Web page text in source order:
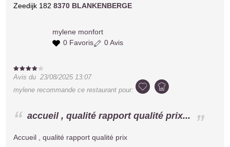
Zeedijk 1828370 BLANKENBERGE
mylene monfort
0 Favoris
0 Avis
Avis du23/08/2025 13:07
mylene recommande ce restaurant pour:
accueil , qualité rapport qualité prix...
Accueil , qualité rapport qualité prix